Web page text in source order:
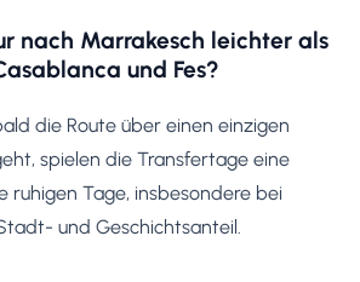
nach Marrakesch leichter als
und Fes?
die Route über einen einzigen
spielen die Transfertage eine
ruhigen Tage, insbesondere bei
und Geschichtsanteil.